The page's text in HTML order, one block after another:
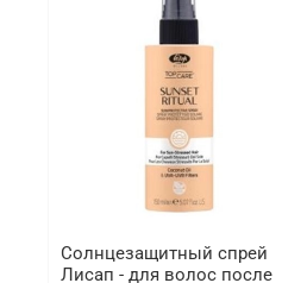
Солнцезащитный спрей
Лисап - для волос после